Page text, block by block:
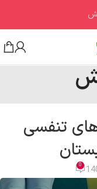
تنفسی
0